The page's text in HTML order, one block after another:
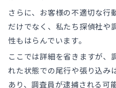
さらに、お客様の不適切な行
だけでなく、私たち探偵社や
性もはらんでいます。
ここでは詳細を省きますが、
れた状態での尾行や張り込み
あり、調査員が逮捕される可